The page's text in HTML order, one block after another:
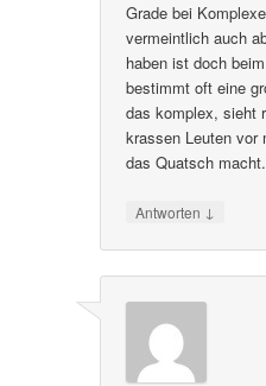
Grade bei
vermeintlich auch
haben ist doch
bestimmt oft eine
das komplex, sieht
krassen Leuten vor
das Quatsch macht.
Antworten ↓